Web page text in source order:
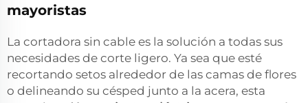
mayoristas
La cortadora sin cable es la solución a todas sus
necesidades de corte ligero. Ya sea que esté
recortando setos alrededor de las camas de flores
o delineando su césped junto a la acera, esta